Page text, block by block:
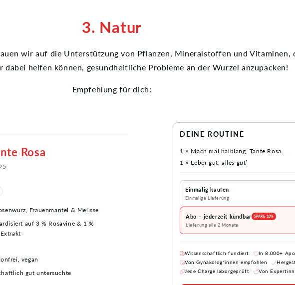
3. Natur
wir auf die Unterstützung von Pflanzen, Mineralstoffen und Vitaminen,
dabei helfen können, gesundheitliche Probleme an der Wurzel anzupacken!
Empfehlung für dich:
Rosa
Frauenmantel & Melisse
auf 3 % Rosavine & 1 %
vegan
gut untersuchte
DEINE ROUTINE
1 × Mach mal halblang, Tante Rosa
1 × Leber gut, alles gut¹
Einmalig kaufen
Einmalige Lieferung
Abo – jederzeit kündbar SPARE 10%
Lieferung alle 2 Monate
Wissenschaftlich fundiert
In 8.000+
Von Gynäkolog*innen empfohlen
Jede Charge laborgeprüft
Von